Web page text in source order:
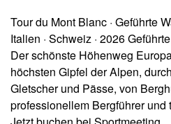
Tour du Mont Blanc · Geführte
Italien · Schweiz · 2026
Der schönste Höhenweg
höchsten Gipfel der Alpen,
Gletscher und Pässe, von
professionellem Bergführer und